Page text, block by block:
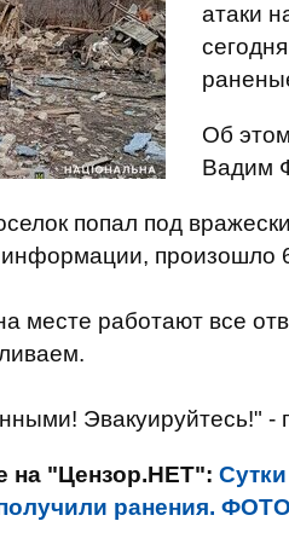
атаки
Об этом
Вадим
попал под
произошло
месте работают все
Эвакуируйтесь!"
на "Цензор.НЕТ":
ранения.